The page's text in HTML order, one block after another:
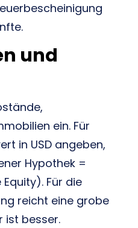
und
ein. Für
in USD angeben,
Hypothek =
Für die
reicht eine grobe
ist besser.